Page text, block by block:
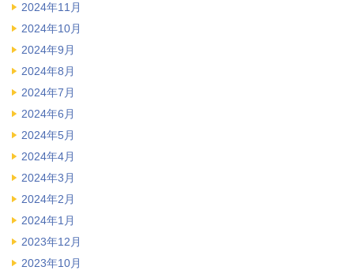
2024年11月
2024年10月
2024年9月
2024年8月
2024年7月
2024年6月
2024年5月
2024年4月
2024年3月
2024年2月
2024年1月
2023年12月
2023年10月